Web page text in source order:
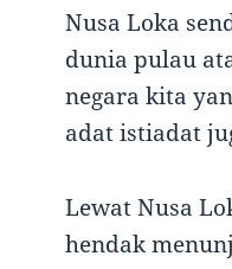
Nusa Loka
dunia pulau
negara kita
adat istiadat
Lewat Nusa
hendak